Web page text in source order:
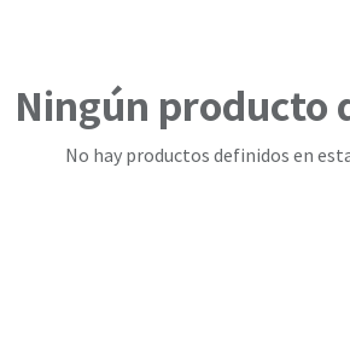
Ningún producto
No hay productos definidos en